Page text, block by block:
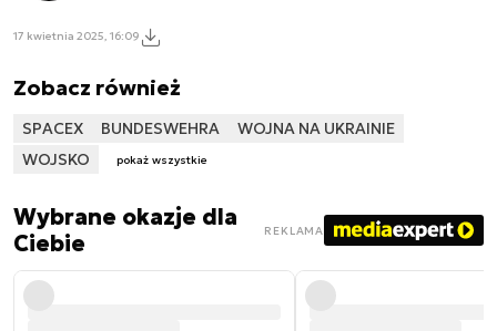
17 kwietnia 2025, 16:09
Zobacz również
SPACEX BUNDESWEHRA
WOJNA NA UKRAINIE
WOJSKO
pokaż wszystkie
Wybrane okazje dla
Ciebie
REKLAMA